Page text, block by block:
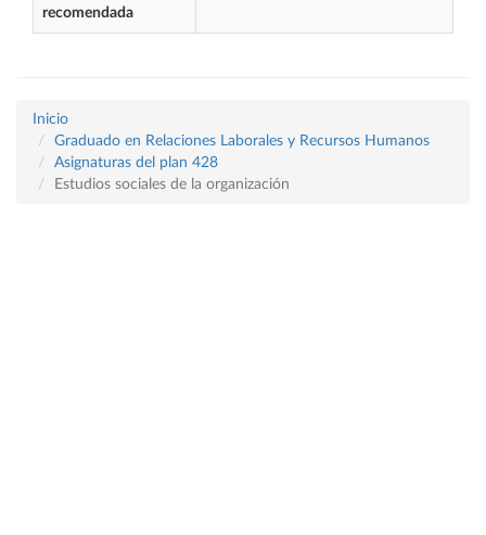
recomendada
Inicio
Graduado en Relaciones Laborales y Recursos Humanos
Asignaturas del plan 428
Estudios sociales de la organización